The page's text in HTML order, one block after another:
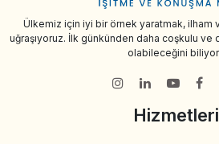
Ülkemiz için iyi bir örnek yaratmak, ilham
uğraşıyoruz. İlk günkünden daha coşkulu ve
olabileceğini